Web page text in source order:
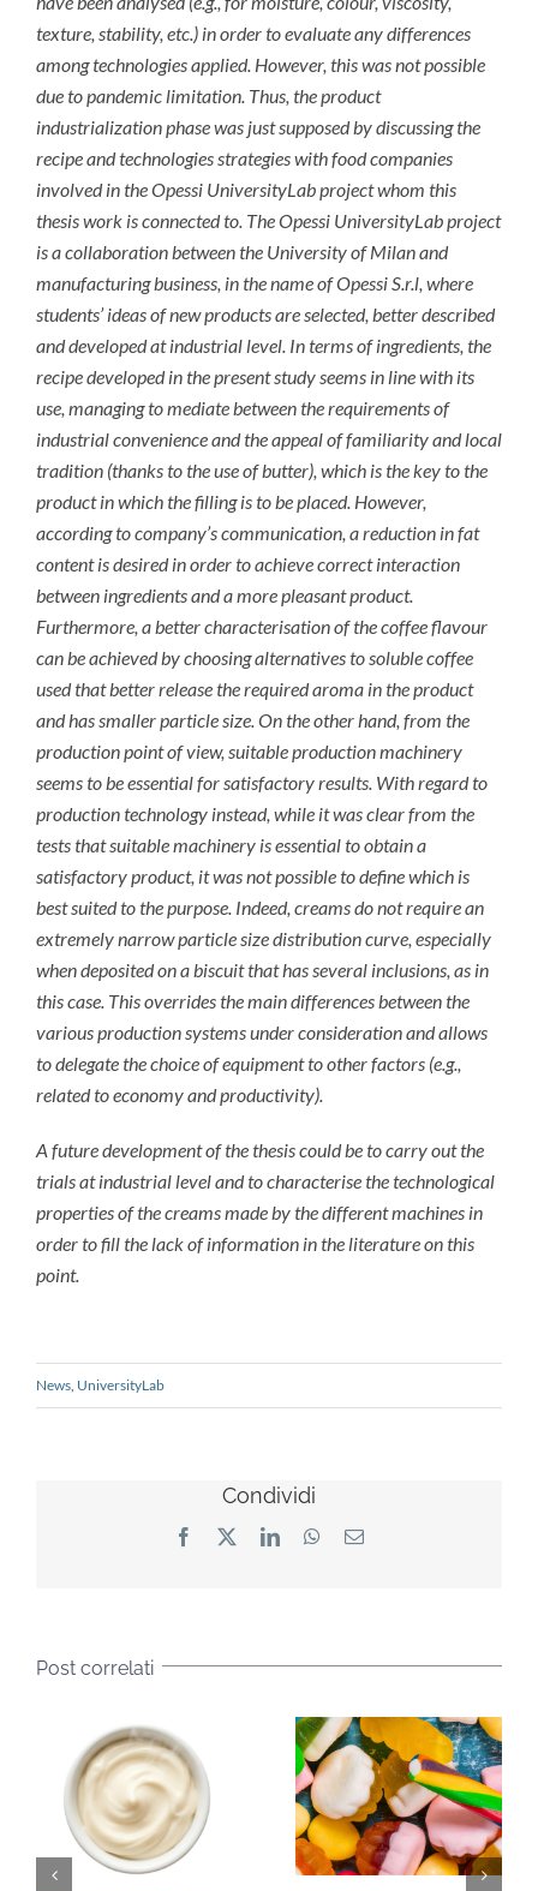
texture, stability, etc.) in order to evaluate any differences
among technologies applied. However, this was not possible
due to pandemic limitation. Thus, the product
industrialization phase was just supposed by discussing the
recipe and technologies strategies with food companies
involved in the Opessi UniversityLab project whom this
thesis work is connected to. The Opessi UniversityLab project
is a collaboration between the University of Milan and
manufacturing business, in the name of Opessi S.r.l, where
students’ ideas of new products are selected, better described
and developed at industrial level. In terms of ingredients, the
recipe developed in the present study seems in line with its
use, managing to mediate between the requirements of
industrial convenience and the appeal of familiarity and local
tradition (thanks to the use of butter), which is the key to the
product in which the filling is to be placed. However,
according to company’s communication, a reduction in fat
content is desired in order to achieve correct interaction
between ingredients and a more pleasant product.
Furthermore, a better characterisation of the coffee flavour
can be achieved by choosing alternatives to soluble coffee
used that better release the required aroma in the product
and has smaller particle size. On the other hand, from the
production point of view, suitable production machinery
seems to be essential for satisfactory results. With regard to
production technology instead, while it was clear from the
tests that suitable machinery is essential to obtain a
satisfactory product, it was not possible to define which is
best suited to the purpose. Indeed, creams do not require an
extremely narrow particle size distribution curve, especially
when deposited on a biscuit that has several inclusions, as in
this case. This overrides the main differences between the
various production systems under consideration and allows
to delegate the choice of equipment to other factors (e.g.,
related to economy and productivity).
A future development of the thesis could be to carry out the
trials at industrial level and to characterise the technological
properties of the creams made by the different machines in
order to fill the lack of information in the literature on this
point.
News, UniversityLab
Condividi
Facebook LinkedInWhatsApp
Email
Post correlati